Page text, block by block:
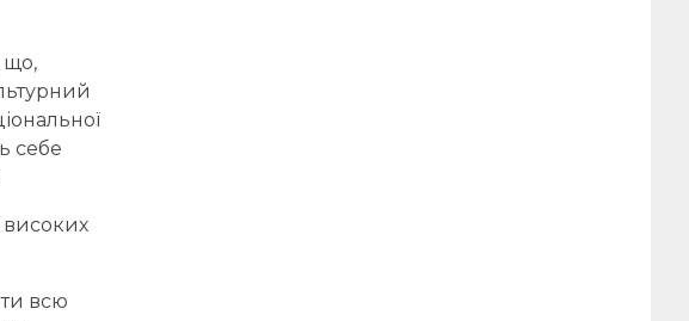
що,
себе
високих
всю